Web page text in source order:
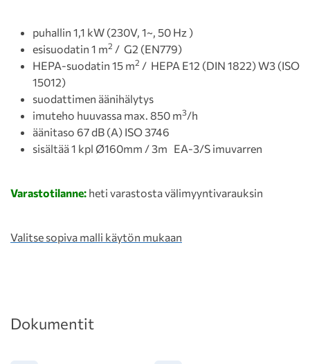
puhallin 1,1 kW (230V, 1~, 50 Hz )
esisuodatin 1 m2 / G2 (EN779)
HEPA-suodatin 15 m2 / HEPA E12 (DIN 1822) W3 (ISO
15012)
suodattimen äänihälytys
imuteho huuvassa max. 850 m3/h
äänitaso 67 dB (A) ISO 3746
sisältää 1 kpl Ø160mm / 3m EA-3/S imuvarren
Varastotilanne: heti varastosta välimyyntivarauksin
Valitse sopiva malli käytön mukaan
Dokumentit